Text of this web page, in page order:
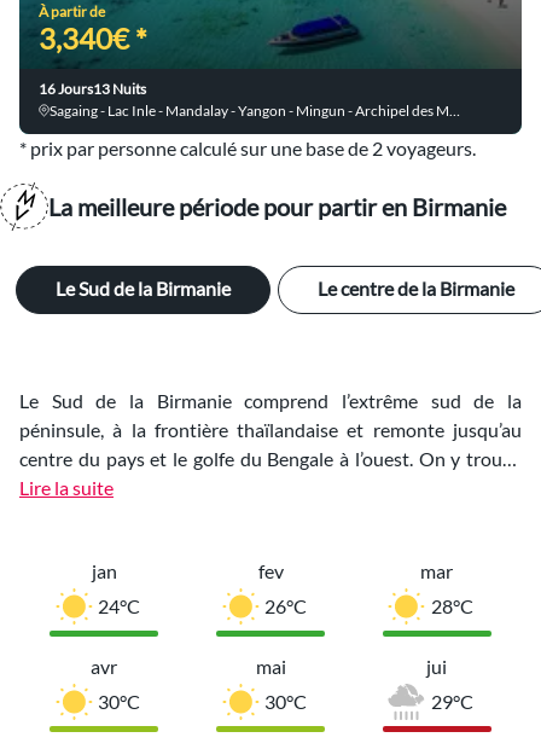
À partir de
3,340€ *
16 Jours13 Nuits
* prix par personne calculé sur une base de 2 voyageurs.
La meilleure période pour partir en Birmanie
Le Sud de la Birmanie Le centre de la Birmanie
Le Sud de la Birmanie comprend l’extrême sud de la
péninsule, à la frontière thaïlandaise et remonte jusqu’au
centre du pays et le golfe du Bengale à l’ouest. On y trouve
beaucoup de petites cités balnéaires, des forêts tropicales et
Lire la suite
jan
24°C
fev
26°C
mar
28°C
avr
30°C
mai
30°C
jui
29°C